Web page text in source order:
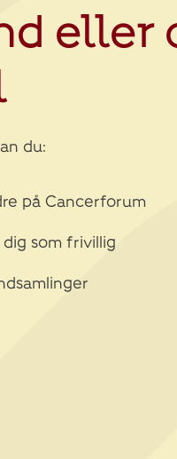
eller
du:
på Cancerforum
dig som frivillig